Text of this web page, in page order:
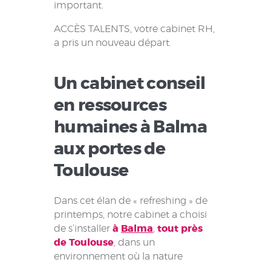
important.
ACCÈS TALENTS, votre cabinet RH,
a pris un nouveau départ.
Un cabinet conseil
en ressources
humaines à Balma
aux portes de
Toulouse
Dans cet élan de « refreshing » de
printemps, notre cabinet a choisi
de s’installer à Balma, tout près
de Toulouse, dans un
environnement où la nature